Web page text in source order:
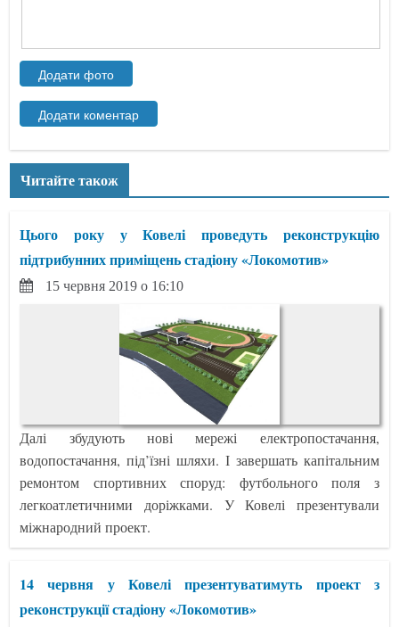
Читайте також
Цього року у Ковелі проведуть реконструкцію
підтрибунних приміщень стадіону «Локомотив»
15 червня 2019 о 16:10
Далі збудують нові мережі електропостачання,
водопостачання, під’їзні шляхи. І завершать капітальним
ремонтом спортивних споруд: футбольного поля з
легкоатлетичними доріжками. У Ковелі презентували
міжнародний проект.
14 червня у Ковелі презентуватимуть проект з
реконструкції стадіону «Локомотив»